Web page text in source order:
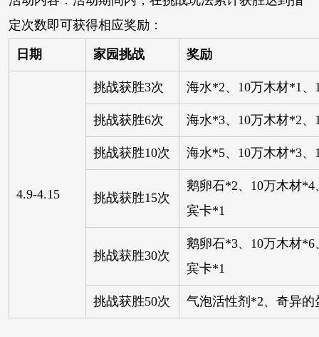
定次数即可获得相应奖励：
日期 家园挑战 奖励
4.9-4.15
挑战获胜3次 海水*2、10万木材*1、
挑战获胜6次 海水*3、10万木材*2、
挑战获胜10次 海水*5、10万木材*3、
挑战获胜15次
鹅卵石*2、10万木材
宾卡*1
挑战获胜30次
鹅卵石*3、10万木材
宾卡*1
挑战获胜50次 气泡活性剂*2、奇异